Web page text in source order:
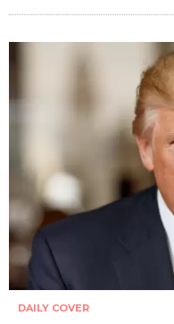
DAILY COVER